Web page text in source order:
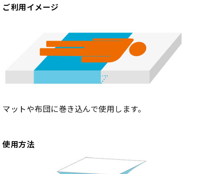
ご利用イメージ
マットや布団に巻き込んで使用します。
使用方法